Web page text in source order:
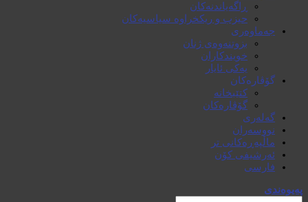
ڕاگەیاندنەکان
حیزب و ریکخراوە سیاسیەکان
جەماوەری
بزوتنەوەی ژنان
خویند‌کاران
یەکی ئایار
گۆڤارەکان
کتێبخانە
گۆڤارەکان
گەلەری
نووسەران
ماڵپەڕەکانی تر
ئەرشیفی کۆن
فارسی
پەیوەندی